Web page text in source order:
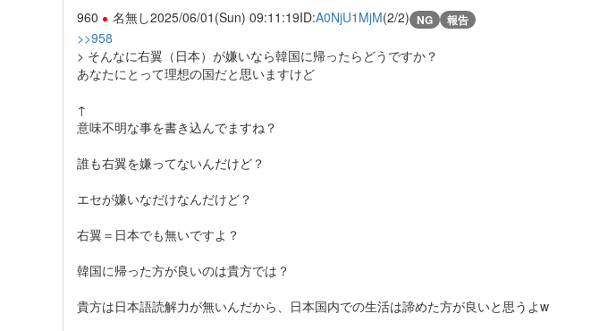
960 名無し2025/06/01(Sun) 09:11:19ID:A0NjU1MjM(2/2) NG 報告
>>958
> そんなに右翼（日本）が嫌いなら韓国に帰ったらどうですか？
あなたにとって理想の国だと思いますけど
↑
意味不明な事を書き込んでますね？
誰も右翼を嫌ってないんだけど？
エセが嫌いなだけなんだけど？
右翼＝日本でも無いですよ？
韓国に帰った方が良いのは貴方では？
貴方は日本語読解力が無いんだから、日本国内での生活は諦めた方が良いと思うよw